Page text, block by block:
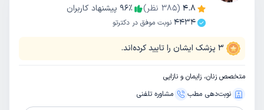
4.8
(
385 نظر) 96٪
پیشنهاد کاربران
4434 نوبت موفق در دکترتو
3 پزشک ایشان را تایید کرده‌اند.
متخصص زنان، زایمان و نازایی
نوبت‌دهی مطب
مشاوره‌ تلفنی